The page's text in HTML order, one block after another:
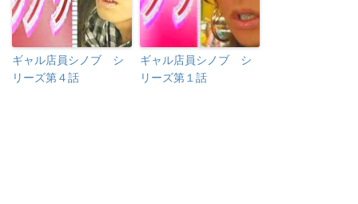
ギャル店員シノブ シ
リーズ第４話
ギャル店員シノブ シ
リーズ第１話